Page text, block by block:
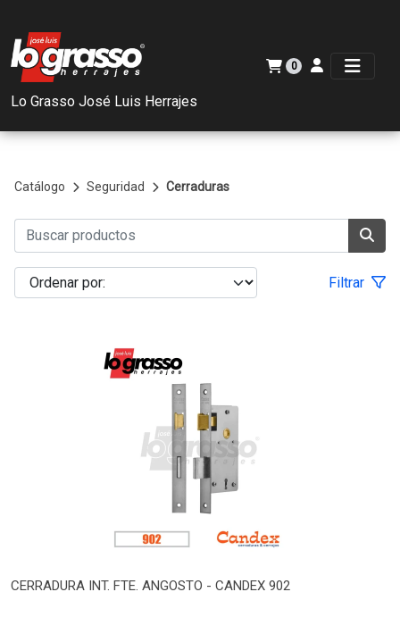
Lo Grasso José Luis Herrajes
0
Catálogo Seguridad Cerraduras
Filtrar
CERRADURA INT. FTE. ANGOSTO - CANDEX 902